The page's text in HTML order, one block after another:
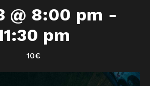
@ 8:00 pm -
pm
10€